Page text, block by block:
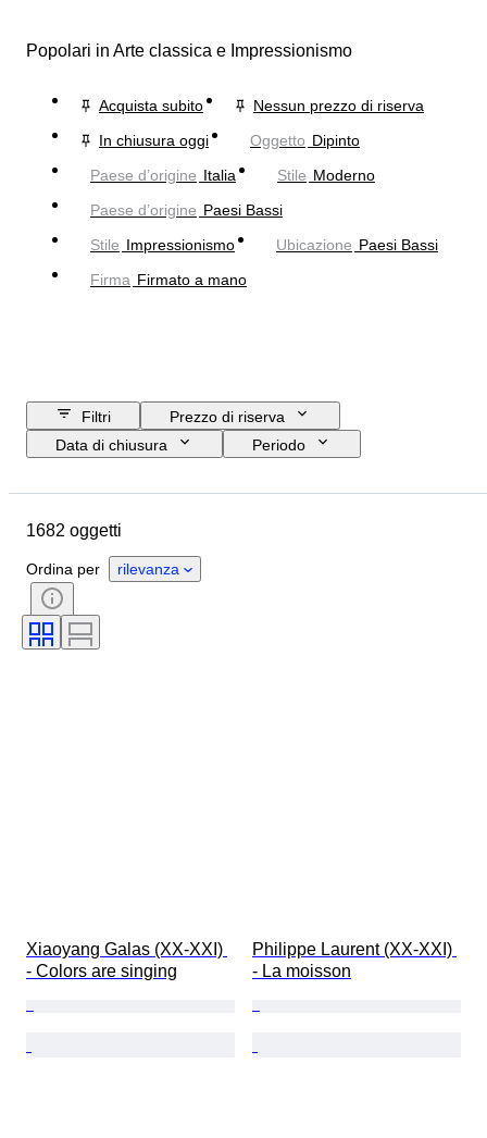
Popolari in Arte classica e Impressionismo
Acquista subito
Nessun prezzo di riserva
In chiusura oggi
Oggetto Dipinto
Paese d’origine Italia Stile Moderno
Paese d’origine Paesi Bassi
Stile Impressionismo Ubicazione Paesi Bassi
Firma Firmato a mano
Filtri
Prezzo di riserva
Data di chiusura
Periodo
Ubicazione
Soggetto
Tecnica
Artista
1682 oggetti
Ordina per rilevanza
Xiaoyang Galas (XX-XXI)
- Colors are singing
Philippe Laurent (XX-XXI)
- La moisson